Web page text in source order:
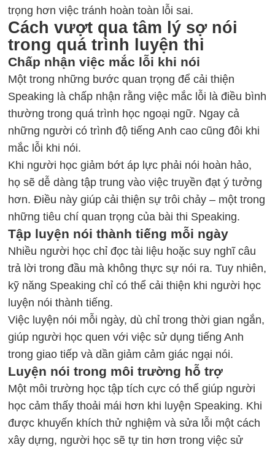
trọng hơn việc tránh hoàn toàn lỗi sai.
Cách vượt qua tâm lý sợ nói
trong quá trình luyện thi
Chấp nhận việc mắc lỗi khi nói
Một trong những bước quan trọng để cải thiện
Speaking là chấp nhận rằng việc mắc lỗi là điều bình
thường trong quá trình học ngoại ngữ. Ngay cả
những người có trình độ tiếng Anh cao cũng đôi khi
mắc lỗi khi nói.
Khi người học giảm bớt áp lực phải nói hoàn hảo,
họ sẽ dễ dàng tập trung vào việc truyền đạt ý tưởng
hơn. Điều này giúp cải thiện sự trôi chảy – một trong
những tiêu chí quan trọng của bài thi Speaking.
Tập luyện nói thành tiếng mỗi ngày
Nhiều người học chỉ đọc tài liệu hoặc suy nghĩ câu
trả lời trong đầu mà không thực sự nói ra. Tuy nhiên,
kỹ năng Speaking chỉ có thể cải thiện khi người học
luyện nói thành tiếng.
Việc luyện nói mỗi ngày, dù chỉ trong thời gian ngắn,
giúp người học quen với việc sử dụng tiếng Anh
trong giao tiếp và dần giảm cảm giác ngại nói.
Luyện nói trong môi trường hỗ trợ
Một môi trường học tập tích cực có thể giúp người
học cảm thấy thoải mái hơn khi luyện Speaking. Khi
được khuyến khích thử nghiệm và sửa lỗi một cách
xây dựng, người học sẽ tự tin hơn trong việc sử